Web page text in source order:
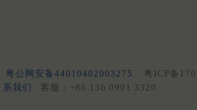
粤公网安备44010402003275 粤ICP备
系我们
客服：+86 136 0901 3320